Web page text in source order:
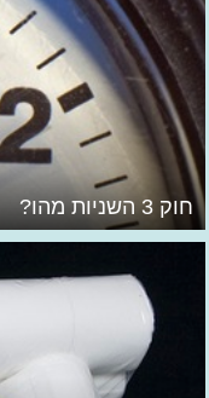
חוק 3 השניות מהו?